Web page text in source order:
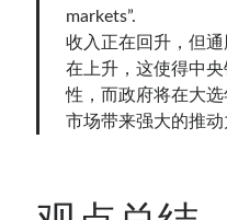
markets”.
收入正在回升，但
在上升，这使得中
性，而政府将在大
市场带来强大的推动